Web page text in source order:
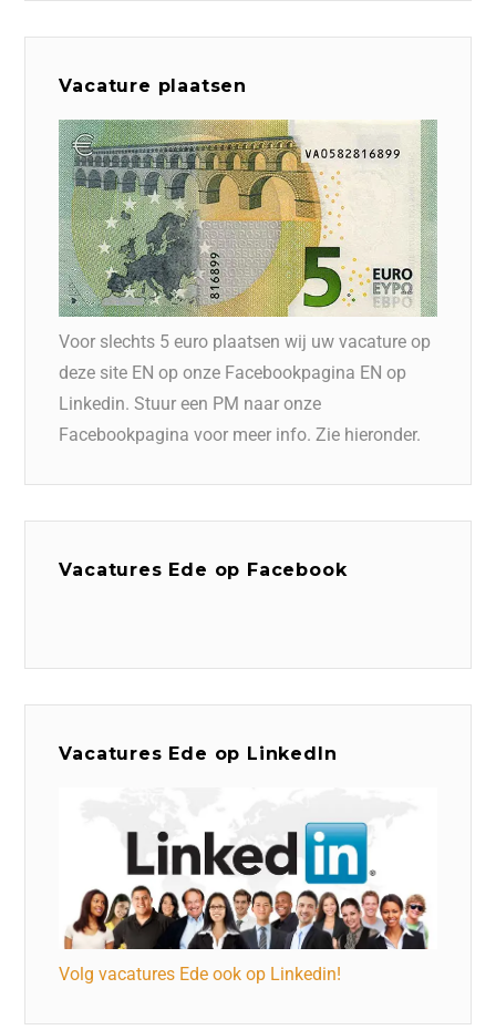
Vacature plaatsen
Voor slechts 5 euro plaatsen wij uw vacature op
deze site EN op onze Facebookpagina EN op
Linkedin. Stuur een PM naar onze
Facebookpagina voor meer info. Zie hieronder.
Vacatures Ede op Facebook
Vacatures Ede op LinkedIn
Volg vacatures Ede ook op Linkedin!